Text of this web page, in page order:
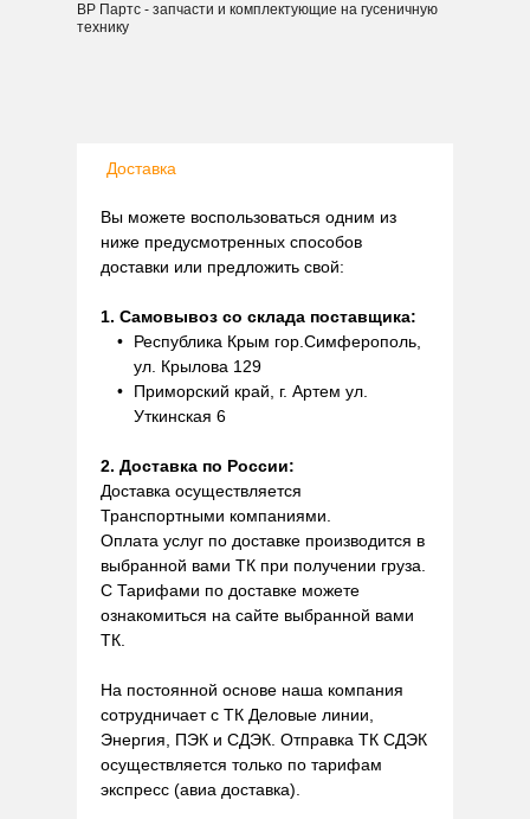
ВР Партс - запчасти и комплектующие на гусеничную
технику
Доставка
Вы можете воспользоваться одним из
ниже предусмотренных способов
доставки или предложить свой:
1. Самовывоз со склада поставщика:
Республика Крым гор.Симферополь,
ул. Крылова 129
Приморский край, г. Артем ул.
Уткинская 6
2. Доставка по России:
Доставка осуществляется
Транспортными компаниями.
Оплата услуг по доставке производится в
выбранной вами ТК при получении груза.
С Тарифами по доставке можете
ознакомиться на сайте выбранной вами
ТК.
На постоянной основе наша компания
сотрудничает с ТК Деловые линии,
Энергия, ПЭК и СДЭК. Отправка ТК СДЭК
осуществляется только по тарифам
экспресс (авиа доставка).